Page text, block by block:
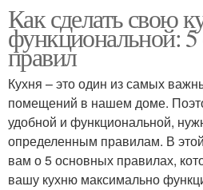
Как сделать свою
функциональной:
правил
Кухня – это один из самых
помещений в нашем доме.
удобной и функциональной,
определенным правилам. В
вам о 5 основных правилах,
вашу кухню максимально